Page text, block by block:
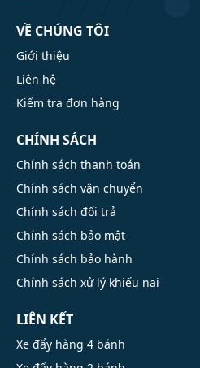
VỀ CHÚNG TÔI
Giới thiệu
Liên hệ
Kiểm tra đơn hàng
CHÍNH SÁCH
Chính sách thanh toán
Chính sách vận chuyển
Chính sách đổi trả
Chính sách bảo mật
Chính sách bảo hành
Chính sách xử lý khiếu nại
LIÊN KẾT
Xe đẩy hàng 4 bánh